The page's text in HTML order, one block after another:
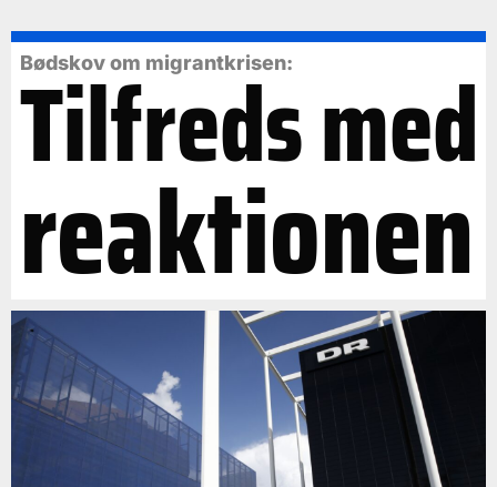
Bødskov om migrantkrisen:
Tilfreds med
reaktionen